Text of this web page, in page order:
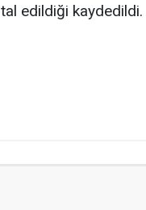
edildiği kaydedildi.